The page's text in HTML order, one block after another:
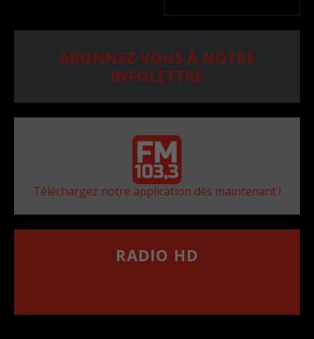
ABONNEZ-VOUS À NOTRE
INFOLETTRE
Téléchargez notre application dès maintenant !
RADIO HD